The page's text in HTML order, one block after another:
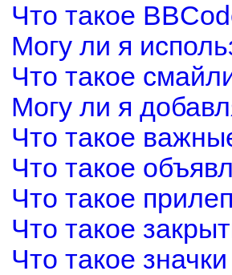
Что такое
Могу ли я
Что такое
Могу ли я
Что такое
Что такое
Что такое
Что такое
Что такое